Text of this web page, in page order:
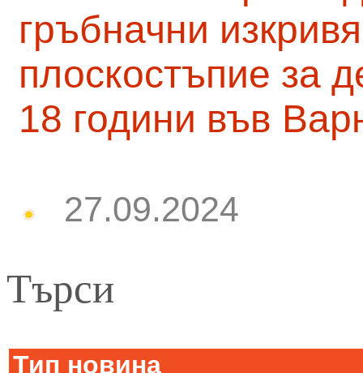
гръбначни
плоскостъпие за
18 години във
27.09.2024
Търси
Тип новина